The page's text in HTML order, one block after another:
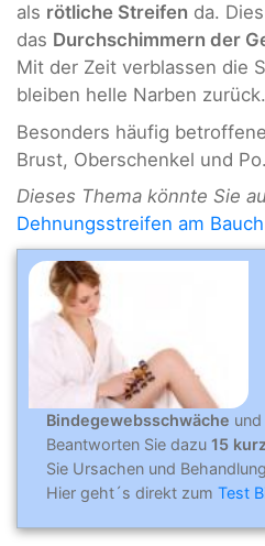
als rötliche Streifen da.
das Durchschimmern der
Mit der Zeit verblassen die
bleiben helle Narben zurück.
Besonders häufig
Brust, Oberschenkel und Po.
Dieses Thema könnte Sie
Dehnungsstreifen am Bauch
Bindegewebsschwäche
Beantworten Sie dazu 15
Sie Ursachen und
Hier geht´s direkt zum Test